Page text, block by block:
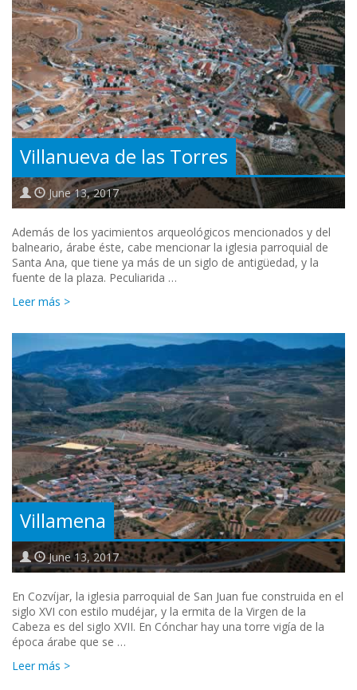
Villanueva de las Torres
June 13, 2017
Además de los yacimientos arqueológicos mencionados y del
balneario, árabe éste, cabe mencionar la iglesia parroquial de
Santa Ana, que tiene ya más de un siglo de antigüedad, y la
fuente de la plaza. Peculiarida …
Leer más >
Villamena
June 13, 2017
En Cozvíjar, la iglesia parroquial de San Juan fue construida en el
siglo XVI con estilo mudéjar, y la ermita de la Virgen de la
Cabeza es del siglo XVII. En Cónchar hay una torre vigía de la
época árabe que se …
Leer más >